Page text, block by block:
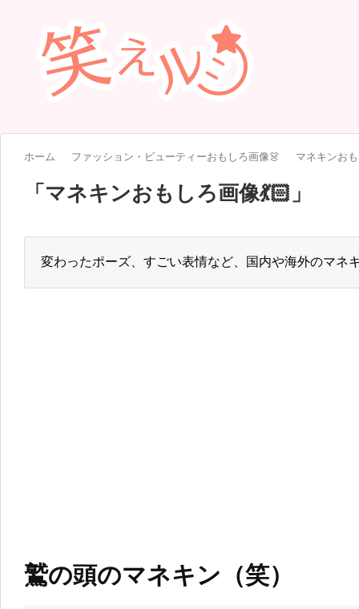
ホーム ファッション・ビューティーおもしろ画像👗 マネキンお
「 マネキンおもしろ画像💃🏻 」
変わったポーズ、すごい表情など、国内や海外のマネ
鷲の頭のマネキン（笑）